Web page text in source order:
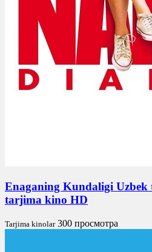
Enaganing Kundaligi Uzbek
tarjima kino HD
Tarjima kinolar 300 просмотра